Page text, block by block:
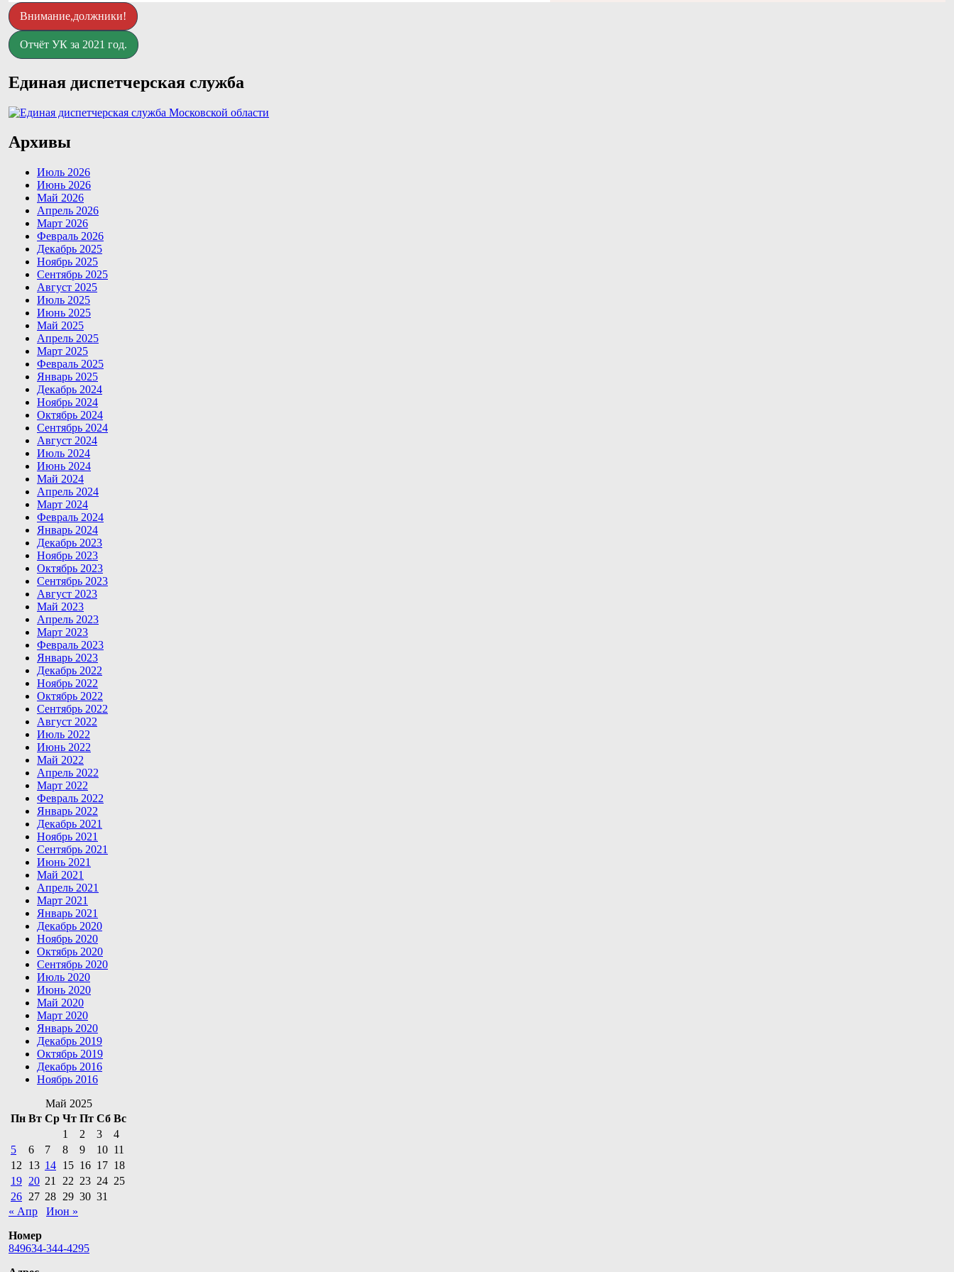
Внимание,должники!
Отчёт УК за 2021 год.
Единая диспетчерская служба
Архивы
Июль 2026
Июнь 2026
Май 2026
Апрель 2026
Март 2026
Февраль 2026
Декабрь 2025
Ноябрь 2025
Сентябрь 2025
Август 2025
Июль 2025
Июнь 2025
Май 2025
Апрель 2025
Март 2025
Февраль 2025
Январь 2025
Декабрь 2024
Ноябрь 2024
Октябрь 2024
Сентябрь 2024
Август 2024
Июль 2024
Июнь 2024
Май 2024
Апрель 2024
Март 2024
Февраль 2024
Январь 2024
Декабрь 2023
Ноябрь 2023
Октябрь 2023
Сентябрь 2023
Август 2023
Май 2023
Апрель 2023
Март 2023
Февраль 2023
Январь 2023
Декабрь 2022
Ноябрь 2022
Октябрь 2022
Сентябрь 2022
Август 2022
Июль 2022
Июнь 2022
Май 2022
Апрель 2022
Март 2022
Февраль 2022
Январь 2022
Декабрь 2021
Ноябрь 2021
Сентябрь 2021
Июнь 2021
Май 2021
Апрель 2021
Март 2021
Январь 2021
Декабрь 2020
Ноябрь 2020
Октябрь 2020
Сентябрь 2020
Июль 2020
Июнь 2020
Май 2020
Март 2020
Январь 2020
Декабрь 2019
Октябрь 2019
Декабрь 2016
Ноябрь 2016
Май 2025
Пн Вт Ср Чт Пт Сб Вс
1
2 3
4
5
6 7 8 9 10 11
12
13 14 15 16 17 18
19 20 21 22 23 24 25
26 27 28 29 30 31
« Апр
Июн »
Номер
849634-344-4295